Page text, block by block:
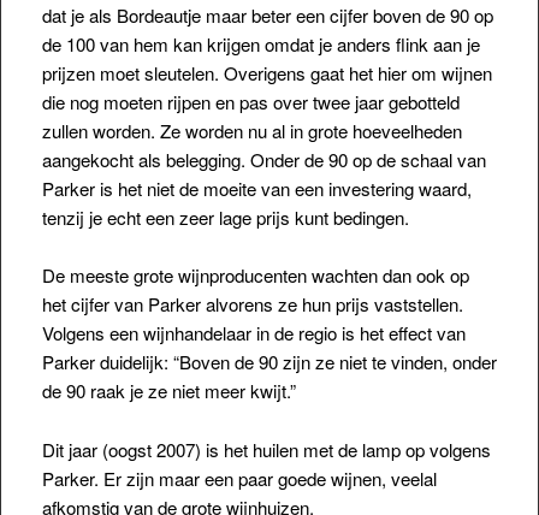
dat je als Bordeautje maar beter een cijfer boven de 90 op
de 100 van hem kan krijgen omdat je anders flink aan je
prijzen moet sleutelen. Overigens gaat het hier om wijnen
die nog moeten rijpen en pas overtwee jaar gebotteld
zullen worden. Ze worden nu al in grote hoeveelheden
aangekocht als belegging. Onder de 90 op de schaal van
Parker is het niet de moeite van een investering waard,
tenzij je echt een zeer lage prijs kunt bedingen.
De meeste grote wijnproducenten wachten dan ook op
het cijfer van Parker alvorens ze hun prijs vaststellen.
Volgens een wijnhandelaar in de regio is het effect van
Parker duidelijk: “Boven de 90 zijn ze niet te vinden, onder
de 90 raak je ze niet meer kwijt.”
Dit jaar (oogst 2007) is het huilen met de lamp op volgens
Parker. Er zijn maar een paar goede wijnen, veelal
afkomstig van de grote wijnhuizen.